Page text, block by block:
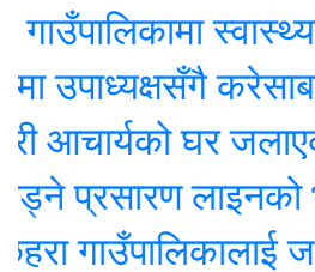
स्वास्थ्य
उपाध्यक्षसँगै
घर
प्रसारण लाइनको
गाउँपालिकालाई